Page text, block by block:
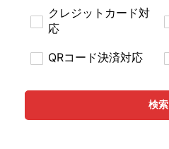
クレジットカード対
応
QRコード決済対応
検索